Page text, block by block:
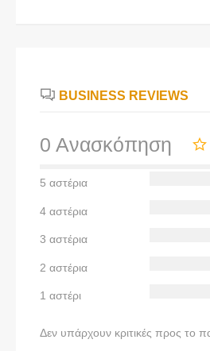
BUSINESS REVIEWS
0 Ανασκόπηση
5 αστέρια
4 αστέρια
3 αστέρια
2 αστέρια
1 αστέρι
Δεν υπάρχουν κριτικές προς το